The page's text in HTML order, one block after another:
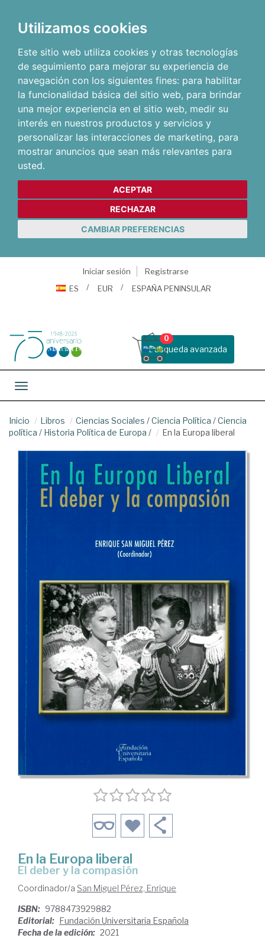
Utilizamos cookies
Este sitio web utiliza cookies y otras tecnologías
de seguimiento para mejorar su experiencia de
navegación con los siguientes fines: para habilitar
la funcionalidad básica del sitio web, para brindar
una mejor experiencia en el sitio web, medir su
interés en nuestros productos y servicios y
personalizar las interacciones de marketing, para
mostrar anuncios que sean más relevantes para
usted.
ACEPTAR
RECHAZAR
CAMBIAR PREFERENCIAS
Iniciar sesión
Registrarse
ES
EUR ESPAÑA PENINSULAR
Busqueda avanzada
0
Toggle navigation
Inicio Libros Ciencias Sociales /Ciencia Política /Ciencia
política / Historia Política de Europa / En la Europa liberal
En la Europa liberal
El deber y la compasión
Coordinador/a San Miguel Pérez, Enrique
ISBN: 9788473929882
Editorial: Fundación Universitaria Española
Fecha de la edición: 2021